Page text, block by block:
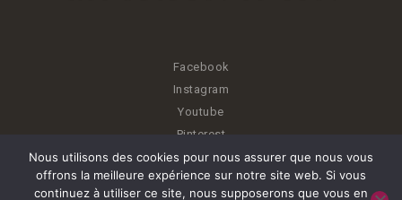
Facebook
Instagram
Youtube
Pinterest
Nous utilisons des cookies pour nous assurer que nous vous
offrons la meilleure expérience sur notre site web. Si vous
continuez à utiliser ce site, nous supposerons que vous en